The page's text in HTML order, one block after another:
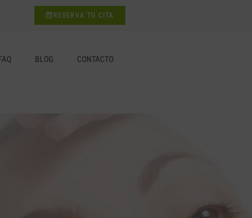
RESERVA TU CITA
BLOG CONTACTO